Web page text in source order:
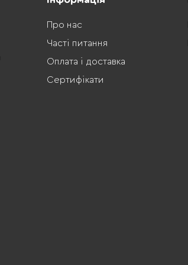
Про нас
Часті питання
Оплата і доставка
Сертифікати